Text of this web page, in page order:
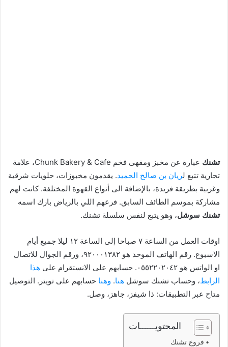
تشنك
عبارة عن مخبز ومقهى فخم Chunk Bakery & Cafe، علامة
تجارية تتبع لريان بن صالح الحميد. يقدمون مخبوزات، حلويات شرقية
وغربية بطريقة فريدة، بالإضافة الى أنواع القهوة المختلفة. كانت لهم
مشاركة بموسم الطائف السابق. فرعهم اللي بالرياض بارك اسمه
تشنك سوشل، وهو يتبع لنفس سلسلة تشنك.
اوقات العمل من الساعة ٧ صباحا إلى الساعة ١٢ ليلا جميع أيام
الاسبوع. رقم الهاتف الموحد هو ٩٢٠٠٠١٣٨٢، ورقم الجوال للاتصال
او الواتس هو ٠٥٥٢٢٠٢٠٤٢. حسابهم على الانستقرام على
هذا
الرابط، وحساب تشنك سوشل هنا. وهنا حسابهم على تويتر. التوصيل
متاح عبر التطبيقات: ذا شيفز، جاهز، وصل.
المحتويــــــات
فروع تشنك